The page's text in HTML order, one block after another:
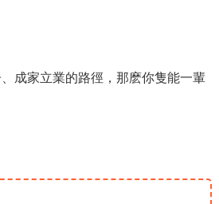
成家立業的路徑，那麽你隻能一輩